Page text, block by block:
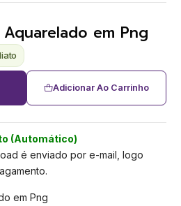
em Png
Adicionar Ao Carrinho
(Automático)
é enviado por e-mail, logo
em Png